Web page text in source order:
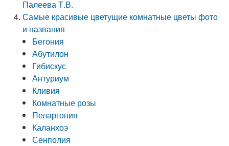
Палеева Т.В.
Самые красивые цветущие комнатные цветы фото
и названия
Бегония
Абутилон
Гибискус
Антуриум
Кливия
Комнатные розы
Пеларгония
Каланхоэ
Сенполия